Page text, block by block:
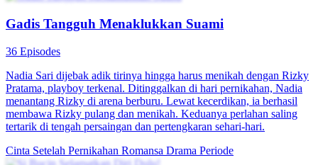
Gadis Tangguh Menaklukkan Suami
36 Episodes
Nadia Sari dijebak adik tirinya hingga harus menikah dengan Rizky
Pratama, playboy terkenal. Ditinggalkan di hari pernikahan, Nadia
menantang Rizky di arena berburu. Lewat kecerdikan, ia berhasil
membawa Rizky pulang dan menikah. Keduanya perlahan saling
tertarik di tengah persaingan dan pertengkaran sehari-hari.
Cinta Setelah Pernikahan Romansa Drama Periode